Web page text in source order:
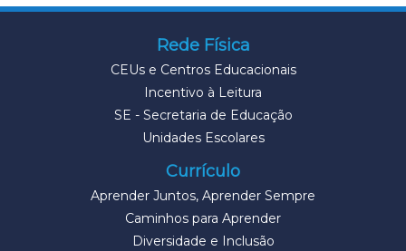
Rede Física
CEUs e Centros Educacionais
Incentivo à Leitura
SE - Secretaria de Educação
Unidades Escolares
Currículo
Aprender Juntos, Aprender Sempre
Caminhos para Aprender
Diversidade e Inclusão